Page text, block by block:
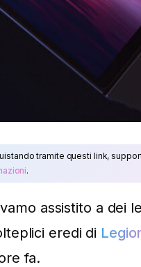
tramite questi link,
.
assistito a dei
eredi di
fa.